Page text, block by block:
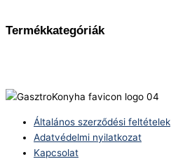
Termékkategóriák
Általános szerződési feltételek
Adatvédelmi nyilatkozat
Kapcsolat